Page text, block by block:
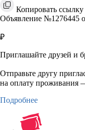
Копировать ссылку
Объявление №1276445
₽
Приглашайте друзей и
Отправьте другу
на оплату проживания
Подробнее